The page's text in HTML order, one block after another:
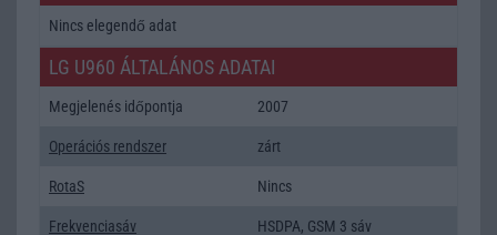
Nincs elegendő adat
LG U960 ÁLTALÁNOS ADATAI
Megjelenés időpontja 2007
Operációs rendszer zárt
RotaS Nincs
Frekvenciasáv HSDPA, GSM 3 sáv